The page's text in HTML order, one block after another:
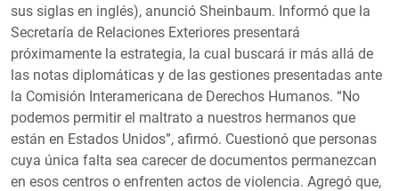
sus siglas en inglés), anunció Sheinbaum. Informó que la
Secretaría de Relaciones Exteriores presentará
próximamente la estrategia, la cual buscará ir más allá de
las notas diplomáticas y de las gestiones presentadas ante
la Comisión Interamericana de Derechos Humanos. “No
podemos permitir el maltrato a nuestros hermanos que
están en Estados Unidos”, afirmó. Cuestionó que personas
cuya única falta sea carecer de documentos permanezcan
en esos centros o enfrenten actos de violencia. Agregó que,